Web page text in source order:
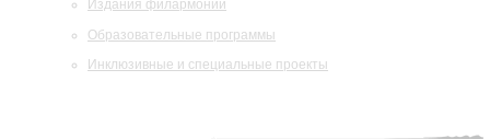
Издания филармонии
Образовательные программы
Инклюзивные и специальные проекты